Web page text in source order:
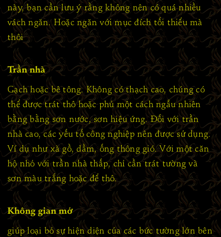
này, bạn cần lưu ý rằng không nên có quá nhiều
vách ngăn. Hoặc ngăn với mục đích tối thiểu mà
thôi
Trần nhà
Gạch hoặc bê tông. Không có thạch cao, chúng có
thể được trát thô hoặc phủ một cách ngẫu nhiên
bằng bằng sơn nước, sơn hiệu ứng. Đối với trần
nhà cao, các yếu tố công nghiệp nên được sử dụng.
Ví dụ như xà gồ, dầm, ống thông gió. Với một căn
hộ nhỏ với trần nhà thấp, chỉ cần trát tường và
sơn màu trắng hoặc để thô.
Không gian mở
giúp loại bỏ sự hiện diện của các bức tường lớn bên